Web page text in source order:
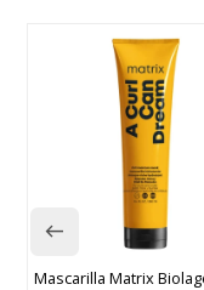
Matrix Biolage A Curl